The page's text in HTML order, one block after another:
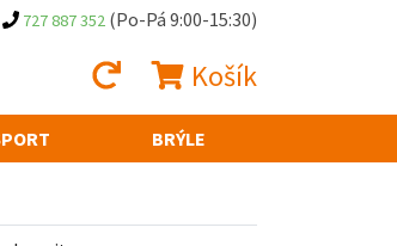
727 887 352 (Po-Pá 9:00-15:30)
Košík
BRÝLE